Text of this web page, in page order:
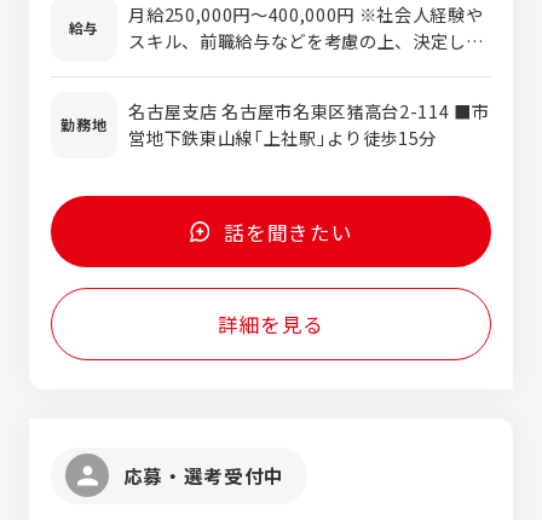
普通自動車運転免許 現在名古屋支店では、女
性の施工管理職が１名活躍しております。 性
別問わず、誰しもが活躍できる環境を整えて
います。
給与
月給250,000円〜400,000円 ※社会人経験や
スキル、前職給与などを考慮の上、決定しま
勤務地
名古屋支店 名古屋市名東区猪高台2-114 ■市
営地下鉄東山線「上社駅」より徒歩15分
話を聞きたい
詳細を見る
応募・選考受付中